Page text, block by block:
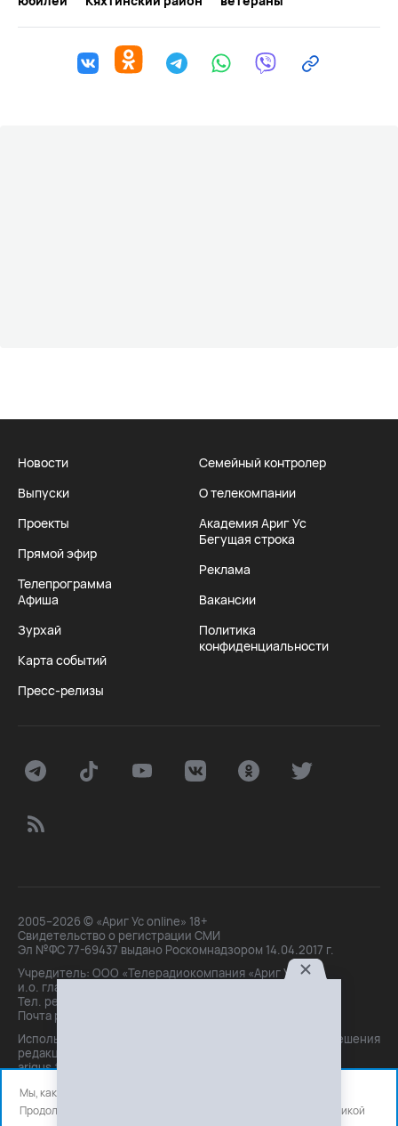
Новости
Выпуски
Проекты
Прямой эфир
Телепрограмма
Афиша
Зурхай
Карта событий
Пресс-релизы
Семейный контролер
О телекомпании
Академия Ариг Ус
Бегущая строка
Реклама
Вакансии
Политика
конфиденциальности
2005–2026 © «Ариг Ус online» 18+
Свидетельство о регистрации СМИ
Эл №ФС 77-69437 выдано Роскомнадзором 14.04.2017 г.
Учредитель: ООО «Телерадиокомпания «Ариг Ус»,
и.о. главного редактора: Маханова О.Б.
Тел. peдakции: +7(3012)21-30-14,
Почта peдakции: editor@arigus.tv
Использование материалов только с письменного разрешения
редакции. При цитировании прямая активная ссылка на
arigus.tv обязательна.
Мы, как и все используем файлы cookie и сервисы аналитики.
Продолжая использовать сайт, вы соглашаетесь с нашей
политикой